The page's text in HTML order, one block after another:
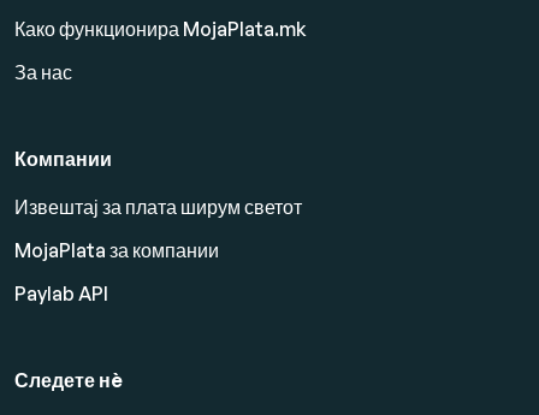
Како функционира MojaPlata.mk
За нас
Компании
Извештај за плата ширум светот
MojaPlata за компании
Paylab API
Следете нè